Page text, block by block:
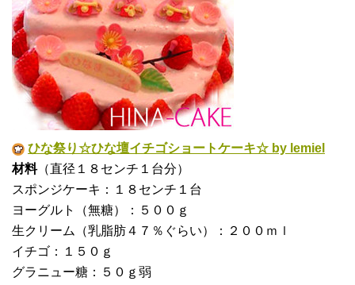
ひな祭り☆ひな壇イチゴショートケーキ☆ by lemiel
材料（直径１８センチ１台分）
スポンジケーキ：１８センチ１台
ヨーグルト（無糖）：５００ｇ
生クリーム（乳脂肪４７％ぐらい）：２００ｍｌ
イチゴ：１５０ｇ
グラニュー糖：５０ｇ弱